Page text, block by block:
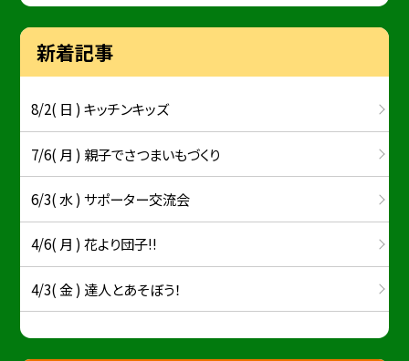
新着記事
8/2( 日 ) キッチンキッズ
7/6( 月 ) 親子でさつまいもづくり
6/3( 水 ) サポーター交流会
4/6( 月 ) 花より団子!!
4/3( 金 ) 達人とあそぼう！